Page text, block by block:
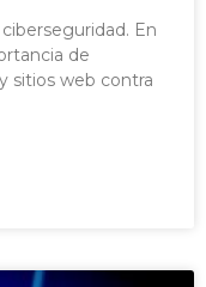
En
de
sitios web contra